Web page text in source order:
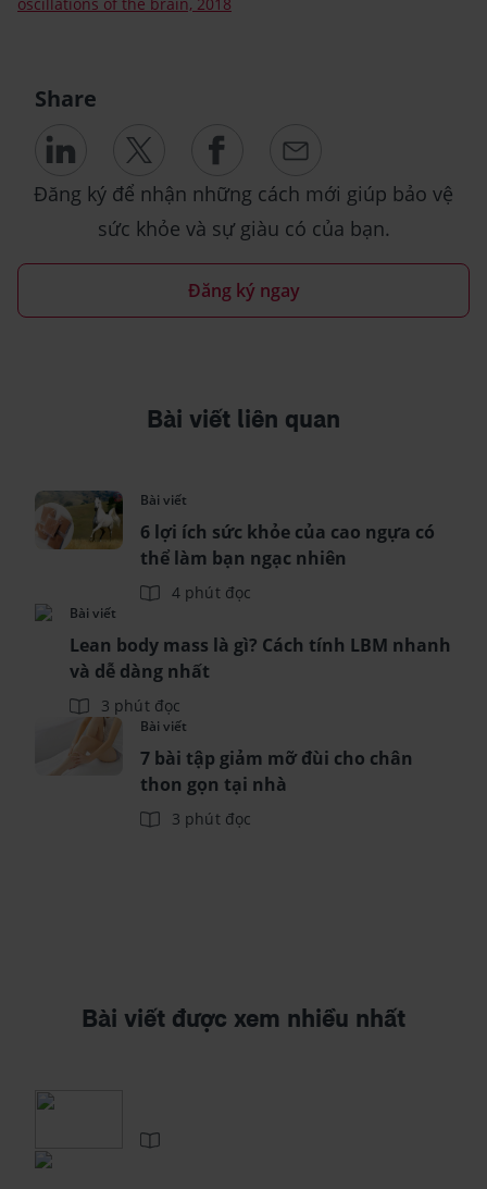
Share
Đăng ký để nhận những cách mới giúp bảo vệ
sức khỏe và sự giàu có của bạn.
Đăng ký ngay
Bài viết liên quan
Bài viết
6 lợi ích sức khỏe của cao ngựa có
thể làm bạn ngạc nhiên
4 phút đọc
Bài viết
Lean body mass là gì? Cách tính LBM nhanh
và dễ dàng nhất
3 phút đọc
Bài viết
7 bài tập giảm mỡ đùi cho chân
thon gọn tại nhà
3 phút đọc
Bài viết được xem nhiều nhất